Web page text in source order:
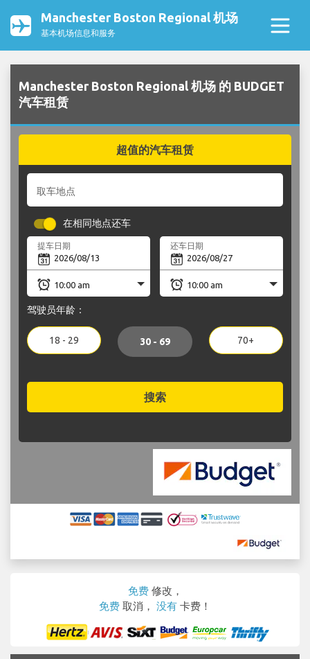
Manchester Boston Regional 机场
基本机场信息和服务
Manchester Boston Regional 机场 的 BUDGET
汽车租赁
超值的汽车租赁
取车地点
在相同地点还车
提车日期 还车日期
驾驶员年龄：
18 - 29 30 - 69 70+
搜索
免费 修改，
免费 取消， 没有 卡费！